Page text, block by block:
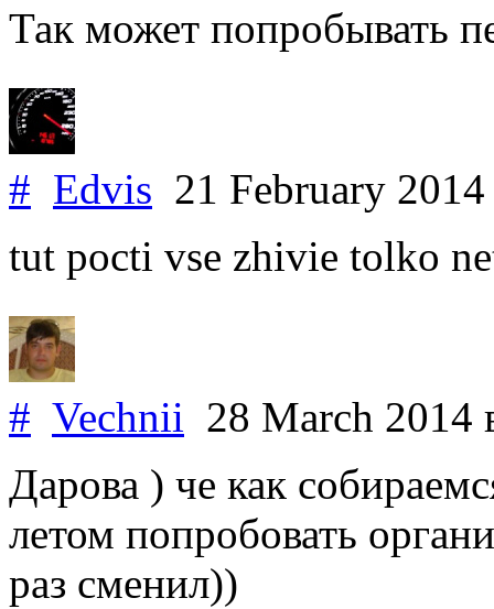
Так может попробывать
# Edvis 21 February
tut pocti vse zhivie tolko
# Vechnii 28 March 2014
Дарова ) че как
летом попробовать
раз сменил))